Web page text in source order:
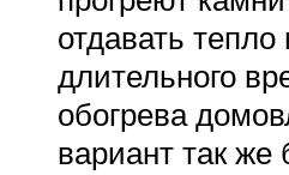
отдавать тепло
длительного
обогрева
вариант так